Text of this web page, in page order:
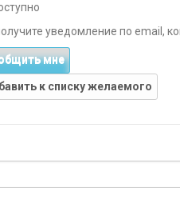
уведомление по email,
мне
к списку желаемого